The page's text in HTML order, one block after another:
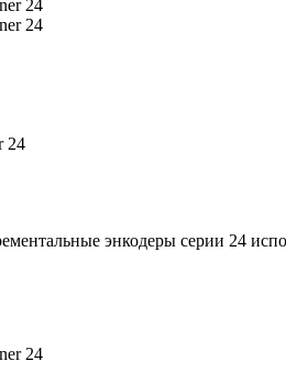
24
энкодеры серии 24